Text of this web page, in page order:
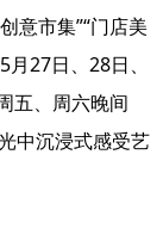
意市集”“门店美
27日、28日、
五、周六晚间
中沉浸式感受艺